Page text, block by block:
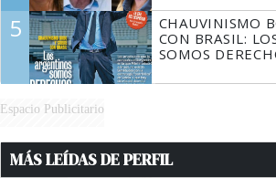
5
CHAUVINISMO
CON BRASIL:
SOMOS
Espacio Publicitario
MÁS LEÍDAS DE PERFIL